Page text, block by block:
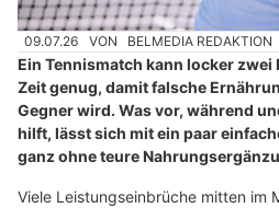
09.07.26 VON BELMEDIA REDAKTION
Ein Tennismatch kann locker zwei
Zeit genug, damit falsche
Gegner wird. Was vor, während
hilft, lässt sich mit ein paar
ganz ohne teure
Viele Leistungseinbrüche mitten im